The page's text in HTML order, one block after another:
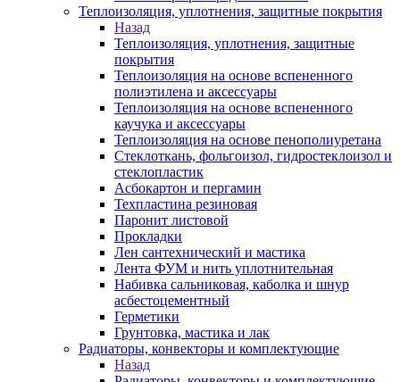
Теплоизоляция, уплотнения, защитные покрытия
Назад
Теплоизоляция, уплотнения, защитные
покрытия
Теплоизоляция на основе вспененного
полиэтилена и аксессуары
Теплоизоляция на основе вспененного
каучука и аксессуары
Теплоизоляция на основе пенополиуретана
Стеклоткань, фольгоизол, гидростеклоизол и
стеклопластик
Асбокартон и пергамин
Техпластина резиновая
Паронит листовой
Прокладки
Лен сантехнический и мастика
Лента ФУМ и нить уплотнительная
Набивка сальниковая, каболка и шнур
асбестоцементный
Герметики
Грунтовка, мастика и лак
Радиаторы, конвекторы и комплектующие
Назад